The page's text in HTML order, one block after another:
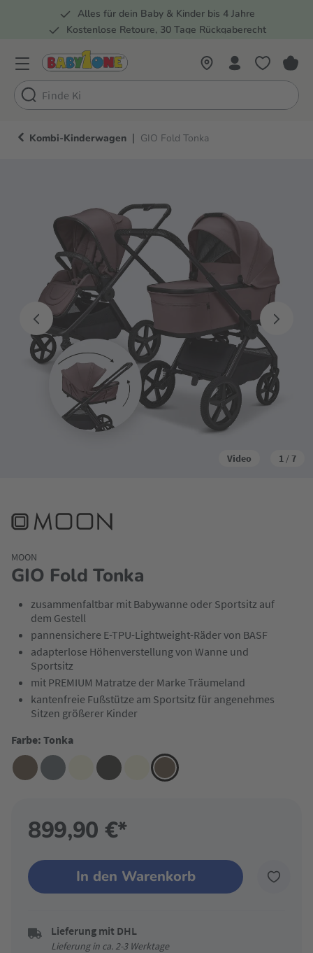
Zur Hauptnavigation springen
Alles für dein Baby & Kinder bis 4 Jahre
Kostenlose Retoure, 30 Tage Rückgaberecht
Kombi-Kinderwagen | GIO Fold Tonka
Video 1 /7
GIO Fold Tonka
MOON
zusammenfaltbar mit Babywanne oder Sportsitz auf
dem Gestell
pannensichere E-TPU-Lightweight-Räder von BASF
adapterlose Höhenverstellung von Wanne und
Sportsitz
mit PREMIUM Matratze der Marke Träumeland
kantenfreie Fußstütze am Sportsitz für angenehmes
Sitzen größerer Kinder
Farbe: Tonka
899,90 €*
In den Warenkorb
Lieferung mit DHL
Lieferung in ca. 2-3 Werktage